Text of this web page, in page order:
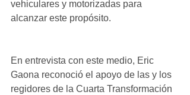
vehiculares y motorizadas para
alcanzar este propósito.
En entrevista con este medio, Eric
Gaona reconoció el apoyo de las y los
regidores de la Cuarta Transformación